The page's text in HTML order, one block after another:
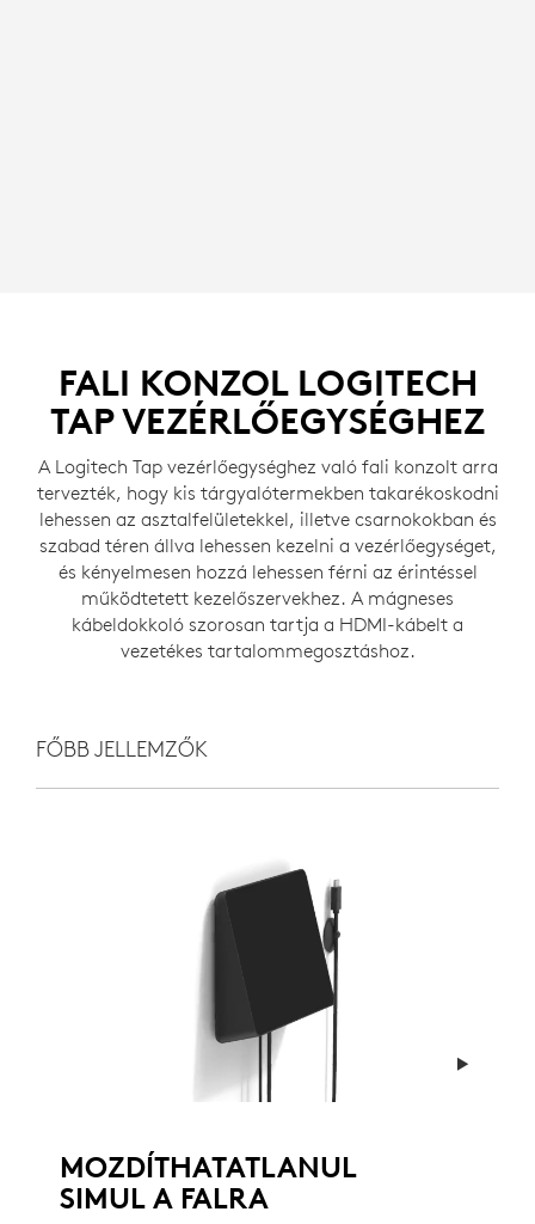
FALI KONZOL LOGITECH
TAP VEZÉRLŐEGYSÉGHEZ
A Logitech Tap vezérlőegységhez való fali konzolt arra
tervezték, hogy kis tárgyalótermekben takarékoskodni
lehessen az asztalfelületekkel, illetve csarnokokban és
szabad téren állva lehessen kezelni a vezérlőegységet,
és kényelmesen hozzá lehessen férni az érintéssel
működtetett kezelőszervekhez. A mágneses
kábeldokkoló szorosan tartja a HDMI-kábelt a
vezetékes tartalommegosztáshoz.
FŐBB JELLEMZŐK
MOZDÍTHATATLANUL
SIMUL A FALRA